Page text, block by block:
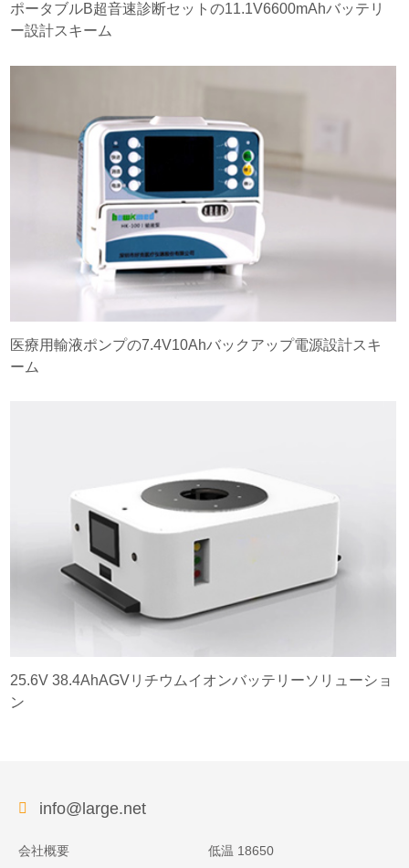
ポータブルB超音速診断セットの11.1V6600mAhバッテリ
ー設計スキーム
医療用輸液ポンプの7.4V10Ahバックアップ電源設計スキ
ーム
25.6V 38.4AhAGVリチウムイオンバッテリーソリューショ
ン
info@large.net
会社概要
低温 18650